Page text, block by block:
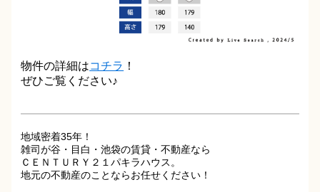
物件の詳細はコチラ ！
ぜひご覧ください♪
地域密着35年！
雑司が谷・目白・池袋の賃貸・不動産なら
ＣＥＮＴＵＲＹ２１パキラハウス。
地元の不動産のことならお任せください！